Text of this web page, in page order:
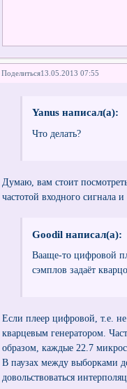
Поделиться13.05.2013 07:55
Yanus написал(а):
Что делать?
Думаю, вам стоит
частотой входного сигнала
Goodil написал(а):
Вааще-то цифровой
сэмплов задаёт
Если плеер цифровой, т.е.
кварцевым генератором.
образом, каждые 22.7
В паузах между выборками
довольствоваться